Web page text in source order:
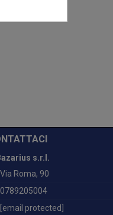
s.r.l.
Via Roma, 90
0789205004
[email protected]